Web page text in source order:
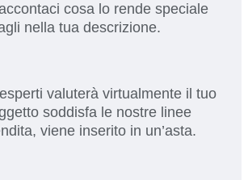
cosa lo rende speciale
nella tua descrizione.
valuterà virtualmente il tuo
soddisfa le nostre linee
viene inserito in un’asta.